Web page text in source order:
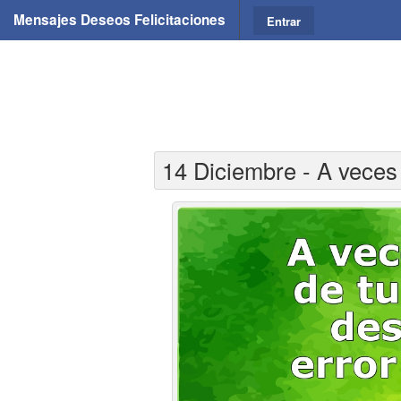
Mensajes Deseos Felicitaciones Entrar
14 Diciembre - A